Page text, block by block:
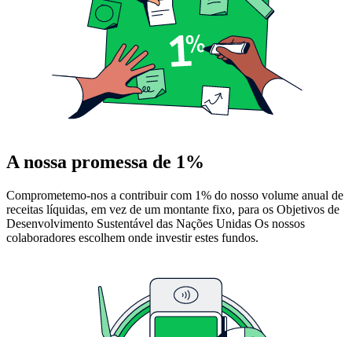
A nossa promessa de 1%
Comprometemo-nos a contribuir com 1% do nosso volume anual de
receitas líquidas, em vez de um montante fixo, para os Objetivos de
Desenvolvimento Sustentável das Nações Unidas Os nossos
colaboradores escolhem onde investir estes fundos.